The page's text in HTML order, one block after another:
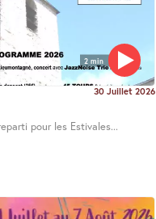
2 min
30 Juillet 2026
pour les Estivales...